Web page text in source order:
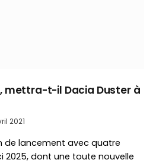
mettra-t-il Dacia Duster à
2021
de lancement avec quatre
2025, dont une toute nouvelle